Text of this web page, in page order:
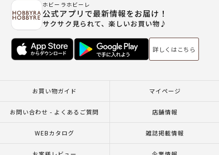
ホビーラホビーレ
公式アプリで最新情報をお届け！
サクサク見られて、楽しいお買い物♪
詳しくはこちら
お買い物ガイド マイページ
お問い合わせ - よくあるご質問 店舗情報
WEBカタログ 雑誌掲載情報